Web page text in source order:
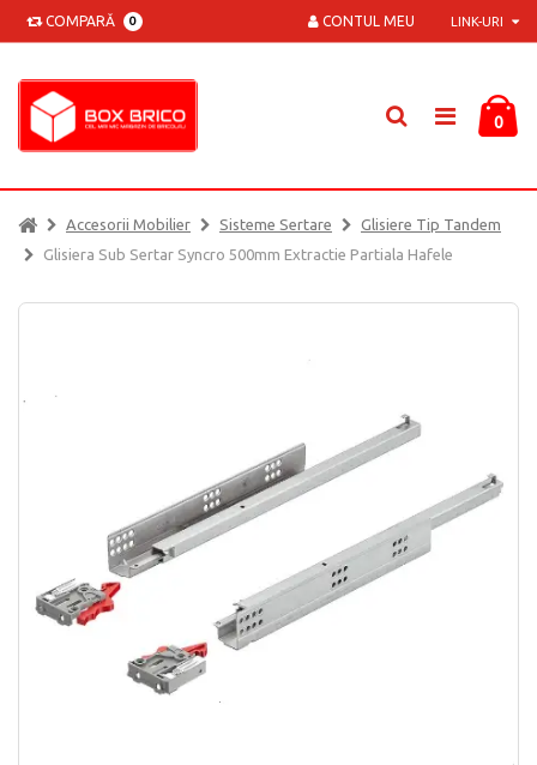
COMPARĂ 0 LINK-URI
CONTUL MEU
0
Accesorii Mobilier Sisteme Sertare
Glisiere Tip Tandem
Glisiera Sub Sertar Syncro 500mm Extractie Partiala Hafele